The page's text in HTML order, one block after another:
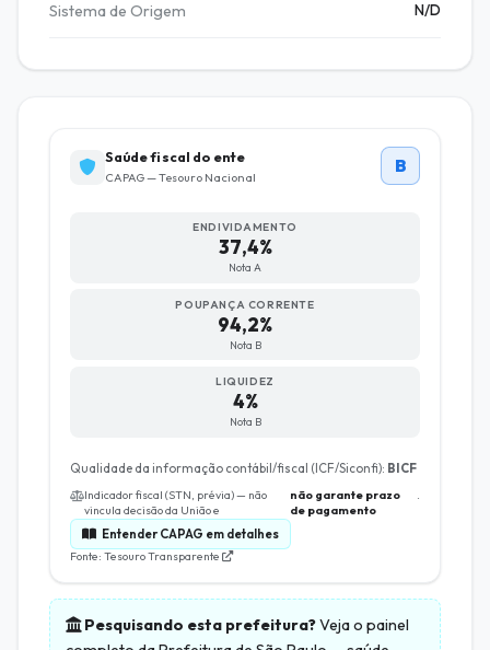
Sistema de Origem N/D
Saúde fiscal do ente
CAPAG — Tesouro Nacional
B
ENDIVIDAMENTO
37,4%
Nota A
POUPANÇA CORRENTE
94,2%
Nota B
LIQUIDEZ
4%
Nota B
Qualidade da informação contábil/fiscal (ICF/Siconfi): BICF
Indicador fiscal (STN, prévia) — não
vincula decisão da União e
não garante prazo
de pagamento
.
Entender CAPAG em detalhes
Fonte: Tesouro Transparente
Pesquisando esta prefeitura?Veja o painel